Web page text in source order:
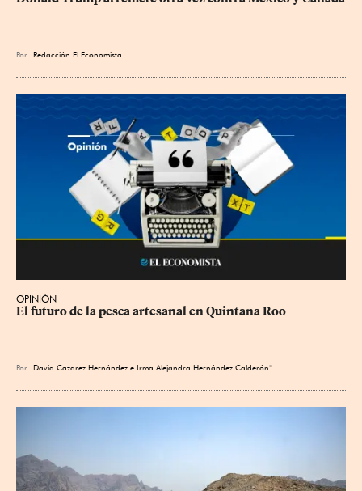
Por Redacción El Economista
OPINIÓN
El futuro de la pesca artesanal en Quintana Roo
Por David Cazarez Hernández e Irma Alejandra Hernández Calderón*